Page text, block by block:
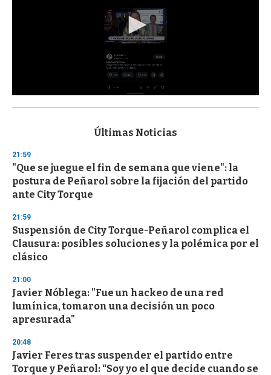
s
d
s
o
f
3
s
e
c
o
n
Últimas Noticias
21:59
"Que se juegue el fin de semana que viene": la
postura de Peñarol sobre la fijación del partido
ante City Torque
21:59
Suspensión de City Torque-Peñarol complica el
Clausura: posibles soluciones y la polémica por el
clásico
21:00
Javier Nóblega: "Fue un hackeo de una red
lumínica, tomaron una decisión un poco
apresurada"
20:48
Javier Feres tras suspender el partido entre
Torque y Peñarol: “Soy yo el que decide cuando se